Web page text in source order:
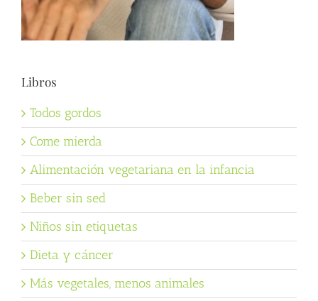
Libros
Todos gordos
Come mierda
Alimentación vegetariana en la infancia
Beber sin sed
Niños sin etiquetas
Dieta y cáncer
Más vegetales, menos animales